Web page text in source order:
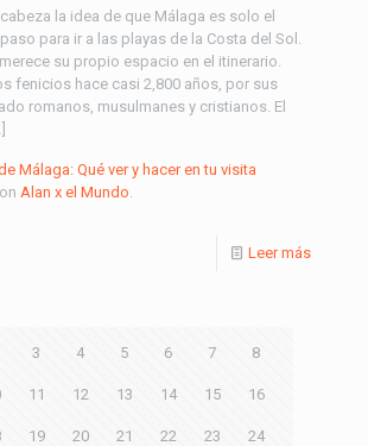
la idea de que Málaga es solo el
para ir a las playas de la Costa del Sol.
su propio espacio en el itinerario.
fenicios hace casi 2,800 años, por sus
romanos, musulmanes y cristianos. El
Málaga: Qué ver y hacer en tu visita
Alan x el Mundo
Leer más
3 4 5 6 7 8
11 12 13 14 15 16
19 20 21 22 23 24